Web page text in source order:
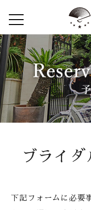
Home
Concept
Restaurant
Wedding
ウェディングトップ
ブライ
下記フォームに必要